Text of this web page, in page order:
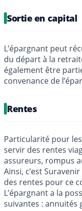
Sortie en capital
L’épargnant peut
du départ à la
également être
convenance de
Rentes
Particularité pour
servir des rentes
assureurs, rompus
Ainsi, c’est
des rentes pour ce
L’épargnant a la
suivantes : annuités